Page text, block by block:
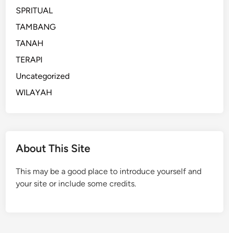
SPRITUAL
TAMBANG
TANAH
TERAPI
Uncategorized
WILAYAH
About This Site
This may be a good place to introduce yourself and
your site or include some credits.